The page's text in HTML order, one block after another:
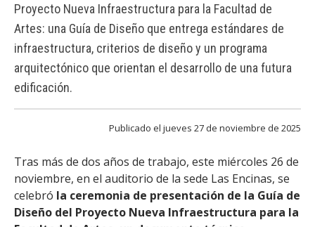
CREACIÓNE INVESTIGACIÓN
BIBLIOTECA
DEPARTAMENTOS
Proyecto Nueva Infraestructura para la Facultad de
Artes: una Guía de Diseño que entrega estándares de
infraestructura, criterios de diseño y un programa
arquitectónico que orientan el desarrollo de una futura
edificación.
Publicado el jueves 27 de noviembre de 2025
Tras más de dos años de trabajo, este miércoles 26 de
noviembre, en el auditorio de la sede Las Encinas, se
celebró la ceremonia de presentación de la Guía de
Diseño del Proyecto Nueva Infraestructura para la